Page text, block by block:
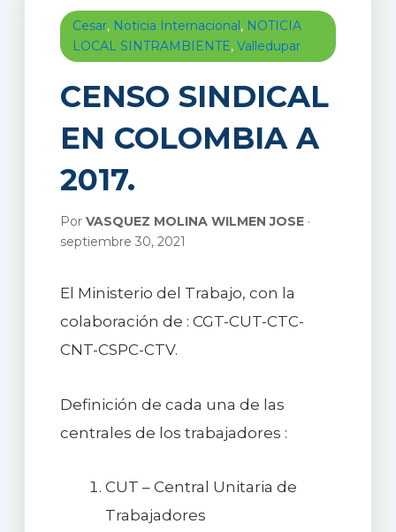
Cesar, Noticia Internacional, NOTICIA
LOCAL SINTRAMBIENTE, Valledupar
CENSO SINDICAL
EN COLOMBIA A
2017.
Por VASQUEZ MOLINA WILMEN JOSE·
septiembre 30, 2021
El Ministerio del Trabajo, con la
colaboración de : CGT-CUT-CTC-
CNT-CSPC-CTV.
Definición de cada una de las
centrales de los trabajadores :
CUT – Central Unitaria de
Trabajadores